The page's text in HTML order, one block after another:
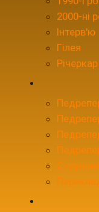
2000-ні
Інтерв'ю
Гілея
Річеркар